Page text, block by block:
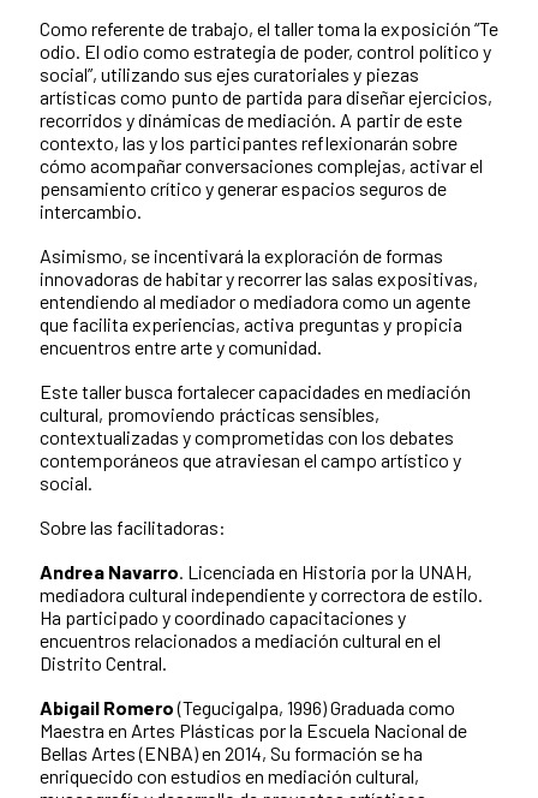
Como referente de trabajo, el taller toma la exposición “Te
odio. El odio como estrategia de poder, control político y
social”, utilizando sus ejes curatoriales y piezas
artísticas como punto de partida para diseñar ejercicios,
recorridos y dinámicas de mediación. A partir de este
contexto, las y los participantes reflexionarán sobre
cómo acompañar conversaciones complejas, activar el
pensamiento crítico y generar espacios seguros de
intercambio.
Asimismo, se incentivará la exploración de formas
innovadoras de habitar y recorrer las salas expositivas,
entendiendo al mediador o mediadora como un agente
que facilita experiencias, activa preguntas y propicia
encuentros entre arte y comunidad.
Este taller busca fortalecer capacidades en mediación
cultural, promoviendo prácticas sensibles,
contextualizadas y comprometidas con los debates
contemporáneos que atraviesan el campo artístico y
social.
Sobre las facilitadoras:
Andrea Navarro. Licenciada en Historia por la UNAH,
mediadora cultural independiente y correctora de estilo.
Ha participado y coordinado capacitaciones y
encuentros relacionados a mediación cultural en el
Distrito Central.
Abigail Romero(Tegucigalpa, 1996) Graduada como
Maestra en Artes Plásticas por la Escuela Nacional de
Bellas Artes (ENBA) en 2014, Su formación se ha
enriquecido con estudios en mediación cultural,